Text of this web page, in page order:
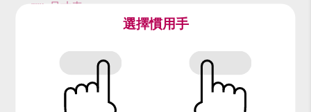
尺寸表
選擇慣用手